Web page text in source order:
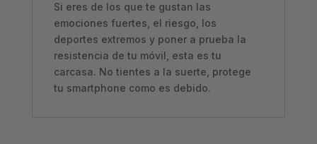
Si eres de los que te gustan las
emociones fuertes, el riesgo, los
deportes extremos y poner a prueba la
resistencia de tu móvil, esta es tu
carcasa. No tientes a la suerte, protege
tu smartphone como es debido.